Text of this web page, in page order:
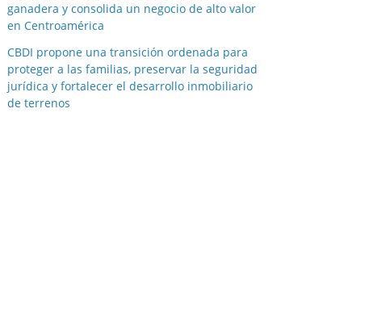
ganadera y consolida un negocio de alto valor
en Centroamérica
CBDI propone una transición ordenada para
proteger a las familias, preservar la seguridad
jurídica y fortalecer el desarrollo inmobiliario
de terrenos